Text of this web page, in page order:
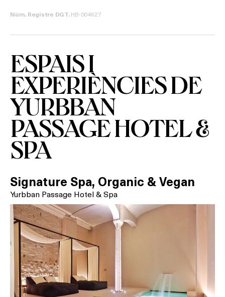
Què vols fer?
Núm. Registre DGT. HB-004627
ESPAIS I
EXPERIÈNCIES DE
YURBBAN
PASSAGE HOTEL &
SPA
Signature Spa, Organic & Vegan
Yurbban Passage Hotel & Spa